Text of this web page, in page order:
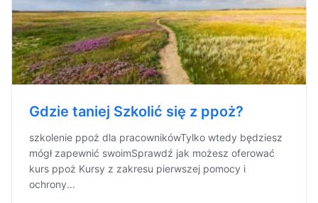
Gdzie taniej Szkolić się z ppoż?
szkolenie ppoż dla pracownikówTylko wtedy będziesz
mógł zapewnić swoimSprawdź jak możesz oferować
kurs ppoż Kursy z zakresu pierwszej pomocy i
ochrony...